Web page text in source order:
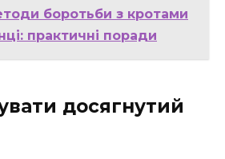
боротьби з кротами
практичні поради
досягнутий